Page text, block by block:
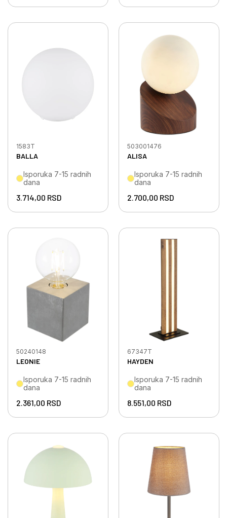
BALLA
1583T
Isporuka 7-15 radnih
dana
3.714,00 RSD
ALISA
503001476
Isporuka 7-15 radnih
dana
2.700,00 RSD
LEONIE
50240148
Isporuka 7-15 radnih
dana
2.361,00 RSD
HAYDEN
67347T
Isporuka 7-15 radnih
dana
8.551,00 RSD